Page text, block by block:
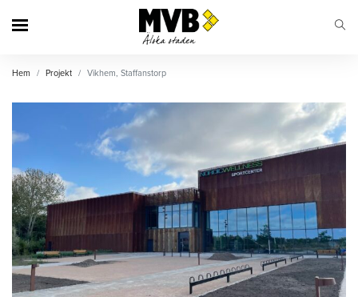
Hem Projekt Vikhem, Staffanstorp